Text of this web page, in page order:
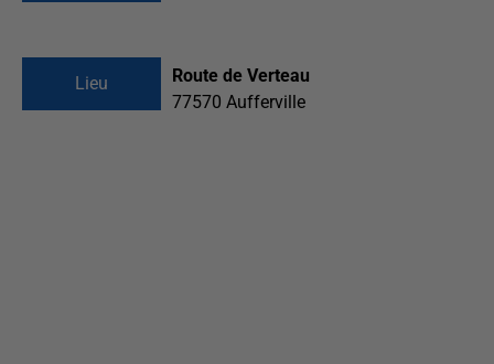
Lieu
Route de Verteau
77570 Aufferville